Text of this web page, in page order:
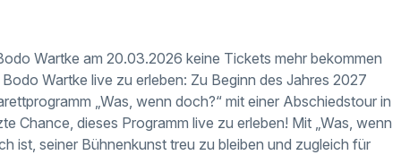
Wartke am 20.03.2026 keine Tickets mehr bekommen
Wartke live zu erleben: Zu Beginn des Jahres 2027
„Was, wenn doch?“ mit einer Abschiedstour in
Chance, dieses Programm live zu erleben! Mit „Was, wenn
ist, seiner Bühnenkunst treu zu bleiben und zugleich für